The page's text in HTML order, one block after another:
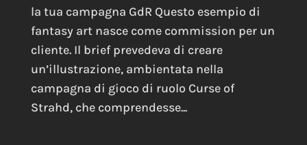
la tua campagna GdR Questo esempio di
fantasy art nasce come commission per un
cliente. Il brief prevedeva di creare
un’illustrazione, ambientata nella
campagna di gioco di ruolo Curse of
Strahd, che comprendesse...